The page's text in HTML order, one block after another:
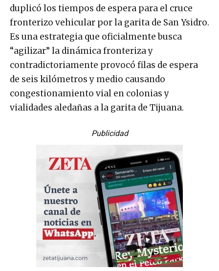
duplicó los tiempos de espera para el cruce
fronterizo vehicular por la garita de San Ysidro.
Es una estrategia que oficialmente busca
“agilizar” la dinámica fronteriza y
contradictoriamente provocó filas de espera
de seis kilómetros y medio causando
congestionamiento vial en colonias y
vialidades aledañas a la garita de Tijuana.
Publicidad